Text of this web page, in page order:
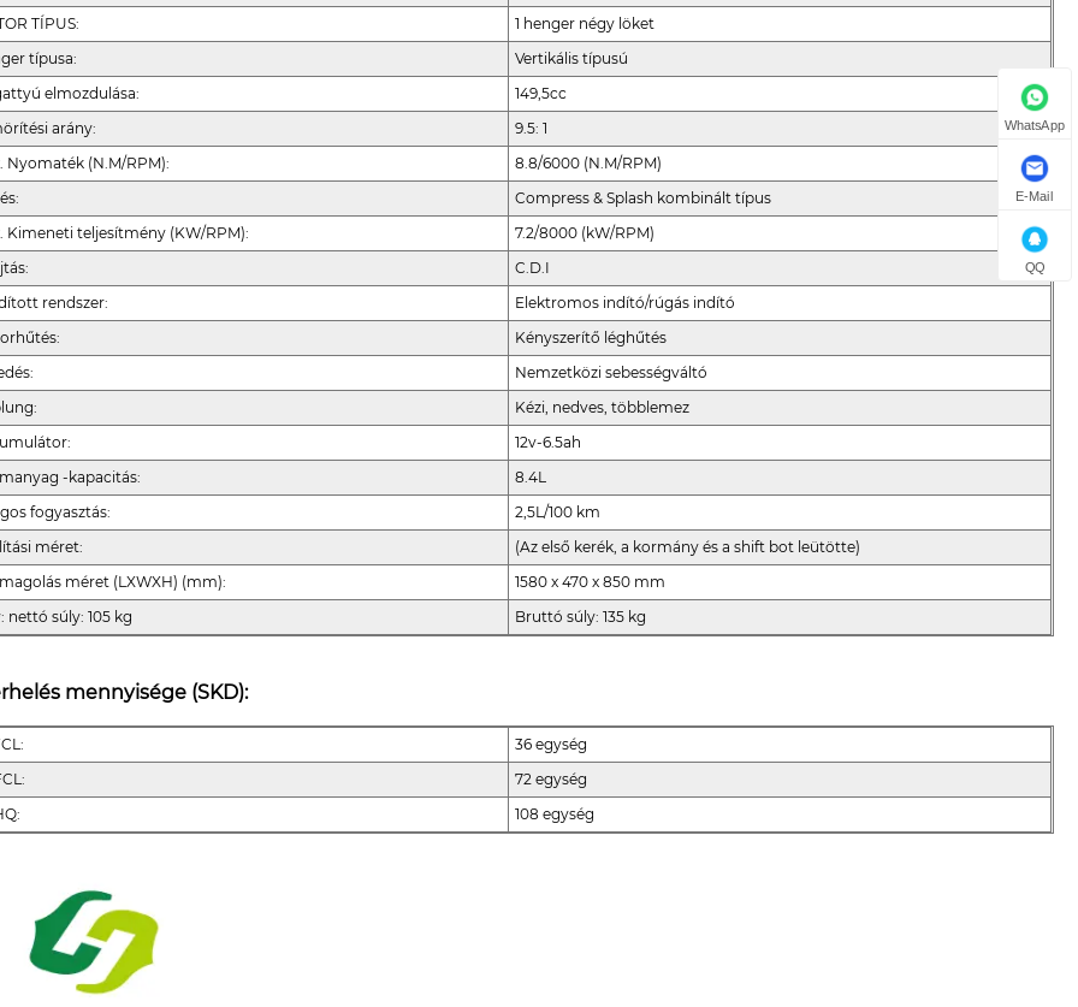
TÍPUS:
1 henger négy löket
típusa:
Vertikális típusú
elmozdulása:
149,5cc
arány:
9.5: 1
Nyomaték (N.M/RPM):
8.8/6000 (N.M/RPM)
Compress & Splash kombinált típus
Kimeneti teljesítmény (KW/RPM):
7.2/8000 (kW/RPM)
C.D.I
rendszer:
Elektromos indító/rúgás indító
Kényszerítő léghűtés
Nemzetközi sebességváltó
Kézi, nedves, többlemez
12v-6.5ah
-kapacitás:
8.4L
fogyasztás:
2,5L/100 km
méret:
(Az első kerék, a kormány és a shift bot leütötte)
méret (LXWXH) (mm):
1580 x 470 x 850 mm
nettó súly: 105 kg
Bruttó súly: 135 kg
mennyisége (SKD):
36 egység
72 egység
108 egység
WhatsApp
E-Mail
QQ